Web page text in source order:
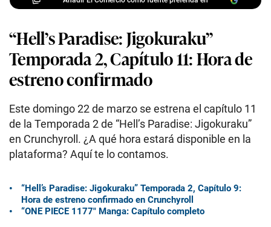
“Hell’s Paradise: Jigokuraku”
Temporada 2, Capítulo 11: Hora de
estreno confirmado
Este domingo 22 de marzo se estrena el capítulo 11
de la Temporada 2 de “Hell’s Paradise: Jigokuraku”
en Crunchyroll. ¿A qué hora estará disponible en la
plataforma? Aquí te lo contamos.
“Hell’s Paradise: Jigokuraku” Temporada 2, Capítulo 9:
Hora de estreno confirmado en Crunchyroll
“ONE PIECE 1177″ Manga: Capítulo completo